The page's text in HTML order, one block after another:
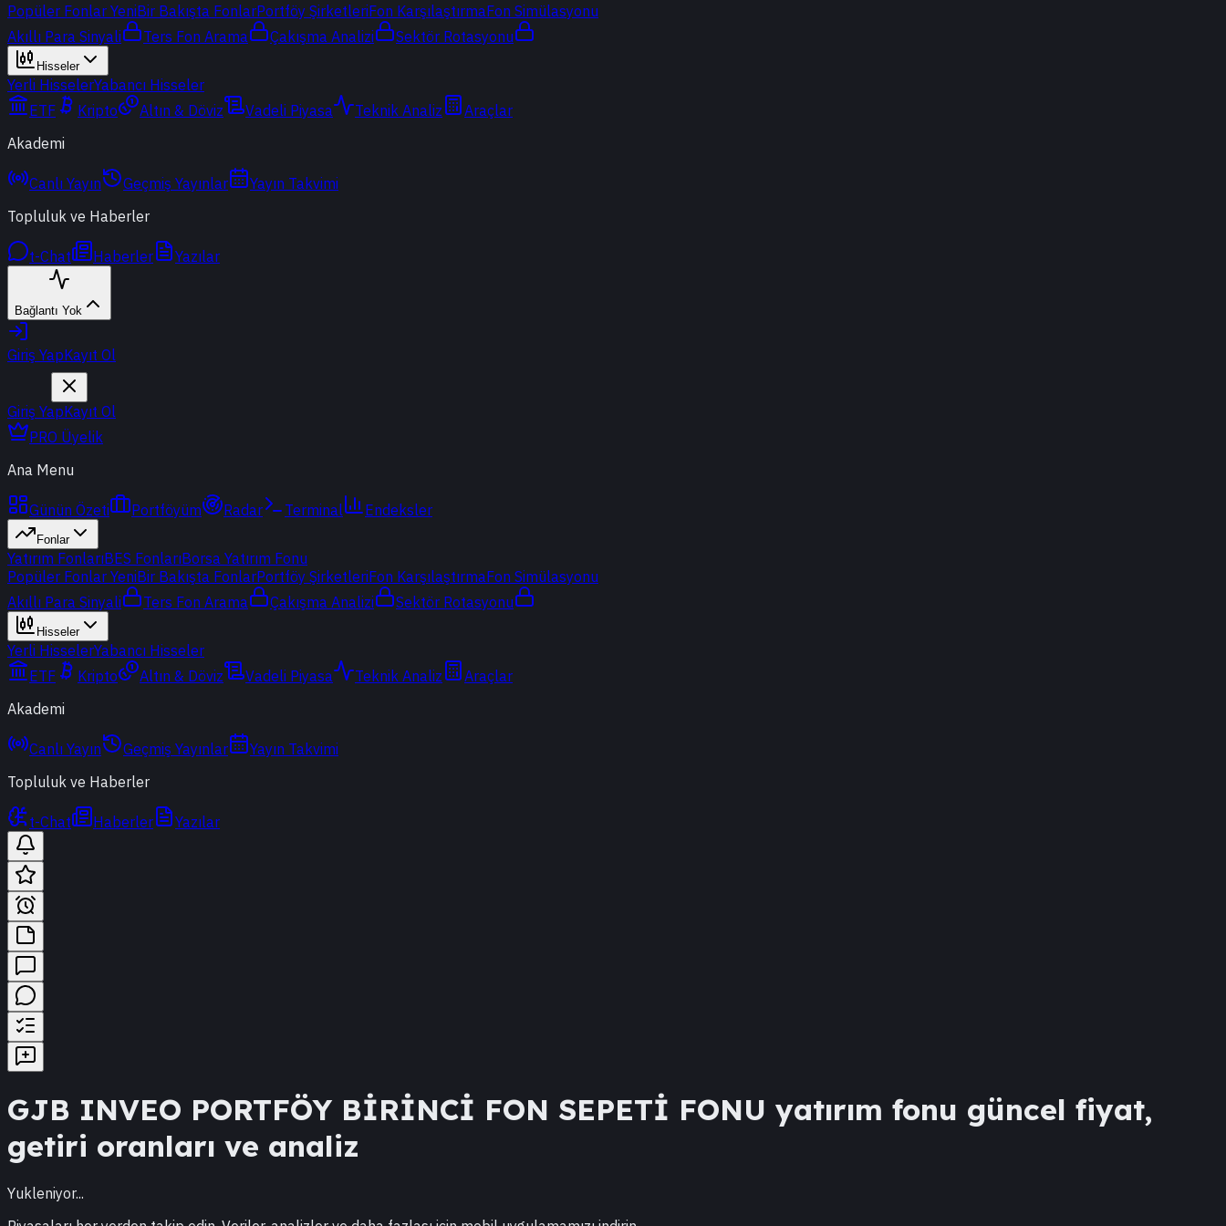
Popüler Fonlar YeniBir Bakışta FonlarPortföy ŞirketleriFon KarşılaştırmaFon Simülasyonu
Akıllı Para Sinyali
Ters Fon Arama Çakışma Analizi Sektör Rotasyonu
Hisseler
Yerli HisselerYabancı Hisseler
ETF
Kripto Altın & Döviz Vadeli Piyasa Teknik Analiz
Araçlar
Akademi
Canlı Yayın Geçmiş Yayınlar
Yayın Takvimi
Topluluk ve Haberler
t-Chat Haberler Yazılar
Bağlantı Yok
Giriş YapKayıt Ol
Giriş YapKayıt Ol
PRO Üyelik
Ana Menu
Günün Özeti Portföyüm Radar Terminal Endeksler
Fonlar
Yatırım FonlarıBES FonlarıBorsa Yatırım Fonu
Popüler Fonlar YeniBir Bakışta FonlarPortföy ŞirketleriFon KarşılaştırmaFon Simülasyonu
Akıllı Para Sinyali
Ters Fon Arama Çakışma Analizi Sektör Rotasyonu
Hisseler
Yerli HisselerYabancı Hisseler
ETF
Kripto Altın & Döviz Vadeli Piyasa Teknik Analiz
Araçlar
Akademi
Canlı Yayın Geçmiş Yayınlar
Yayın Takvimi
Topluluk ve Haberler
t-Chat Haberler Yazılar
GJB INVEO PORTFÖY BİRİNCİ FON SEPETİ FONU yatırım fonu güncel fiyat,
getiri oranları ve analiz
Yukleniyor...